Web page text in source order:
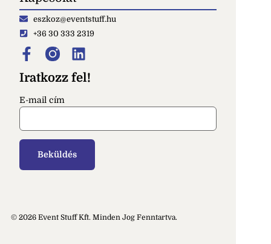
eszkoz@eventstuff.hu
+36 30 333 2319
Iratkozz fel!
E-mail cím
© 2026 Event Stuff Kft. Minden Jog Fenntartva.